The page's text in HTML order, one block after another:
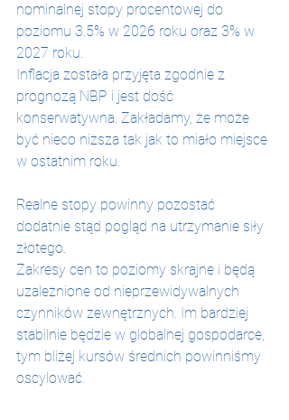
nominalnej stopy procentowej do
poziomu 3.5% w 2026 roku oraz 3% w
2027 roku.
Inflacja została przyjęta zgodnie z
prognozą NBP i jest dość
konserwatywna. Zakładamy, że może
być nieco niższa tak jak to miało miejsce
w ostatnim roku.
Realne stopy powinny pozostać
dodatnie stąd pogląd na utrzymanie siły
złotego.
Zakresy cen to poziomy skrajne i będą
uzależnione od nieprzewidywalnych
czynników zewnętrznych. Im bardziej
stabilnie będzie w globalnej gospodarce,
tym bliżej kursów średnich powinniśmy
oscylować.